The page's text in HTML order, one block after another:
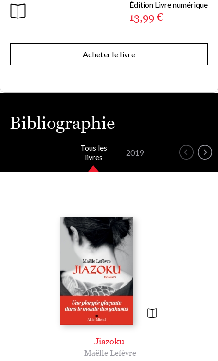
Édition Livre numérique
13,99 €
Acheter le livre
Bibliographie
Tous les
livres
2019
Jiazoku
Maëlle Lefèvre